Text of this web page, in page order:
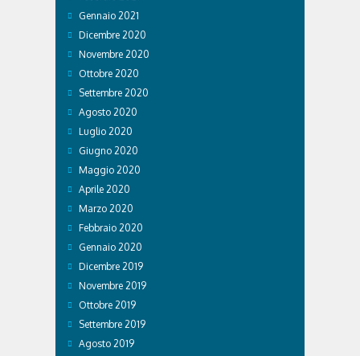
Gennaio 2021
Dicembre 2020
Novembre 2020
Ottobre 2020
Settembre 2020
Agosto 2020
Luglio 2020
Giugno 2020
Maggio 2020
Aprile 2020
Marzo 2020
Febbraio 2020
Gennaio 2020
Dicembre 2019
Novembre 2019
Ottobre 2019
Settembre 2019
Agosto 2019